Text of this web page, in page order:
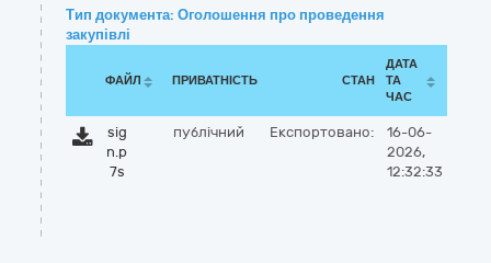
Тип документа: Оголошення про проведення
закупівлі
ФАЙЛ ПРИВАТНІСТЬ СТАН
ДАТА
ТА
ЧАС
sig
n.p
7s
публічний Експортовано:
16-06-
2026,
12:32:33